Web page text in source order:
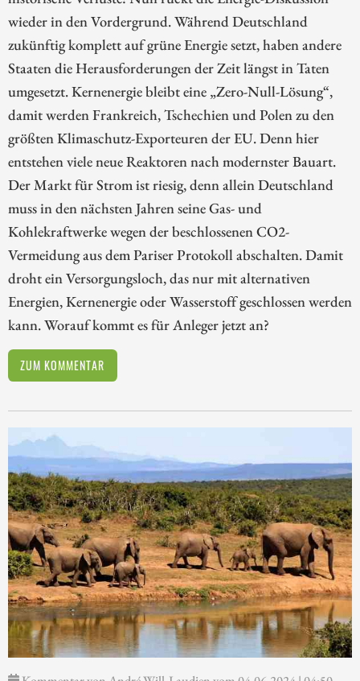
wieder in den Vordergrund. Während Deutschland
zukünftig komplett auf grüne Energie setzt, haben andere
Staaten die Herausforderungen der Zeit längst in Taten
umgesetzt. Kernenergie bleibt eine „Zero-Null-Lösung“,
damit werden Frankreich, Tschechien und Polen zu den
größten Klimaschutz-Exporteuren der EU. Denn hier
entstehen viele neue Reaktoren nach modernster Bauart.
Der Markt für Strom ist riesig, denn allein Deutschland
muss in den nächsten Jahren seine Gas- und
Kohlekraftwerke wegen der beschlossenen CO2-
Vermeidung aus dem Pariser Protokoll abschalten. Damit
droht ein Versorgungsloch, das nur mit alternativen
Energien, Kernenergie oder Wasserstoff geschlossen werden
kann. Worauf kommt es für Anleger jetzt an?
ZUM KOMMENTAR